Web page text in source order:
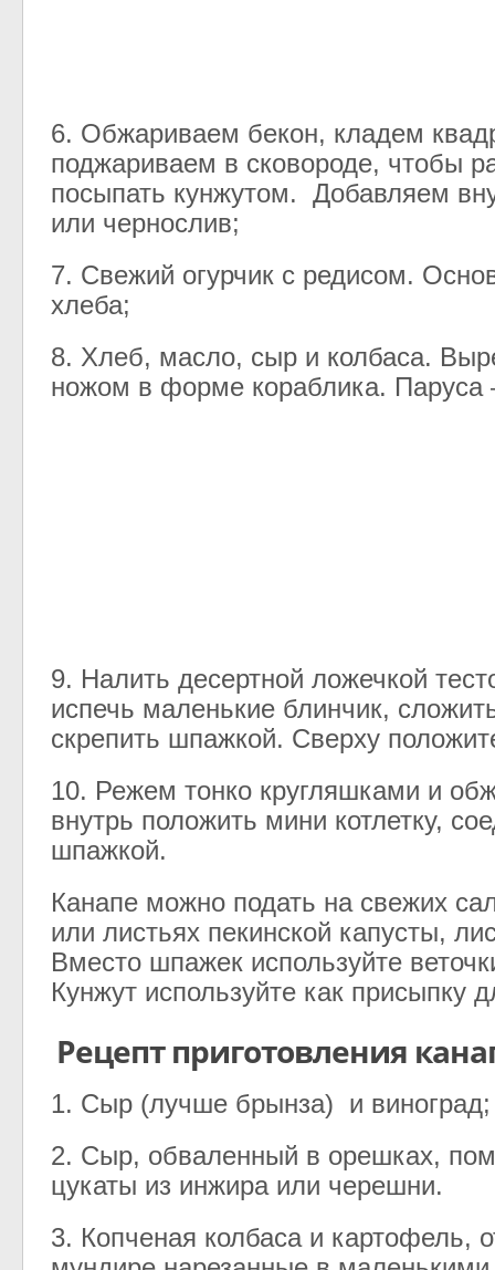
6. Обжариваем бекон, кладем
поджариваем в сковороде, чтобы
посыпать кунжутом. Добавляем
или чернослив;
7. Свежий огурчик с редисом.
хлеба;
8. Хлеб, масло, сыр и колбаса.
ножом в форме кораблика. Паруса
9. Налить десертной ложечкой
испечь маленькие блинчик,
скрепить шпажкой. Сверху
10. Режем тонко кругляшками и
внутрь положить мини котлетку,
шпажкой.
Канапе можно подать на свежих
или листьях пекинской капусты,
Вместо шпажек используйте
Кунжут используйте как присыпку
Рецепт приготовления
1. Сыр(лучше брынза) и виноград;
2. Сыр, обваленный в орешках,
цукаты из инжира или черешни.
3. Копченая колбаса и картофель,